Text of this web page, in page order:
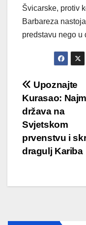
Švicarske, protiv
Barbareza
predstavu nego u
Post
Upoznajte
Kurasao:
država na
Svjetskom
prvenstvu i
dragulj Kariba